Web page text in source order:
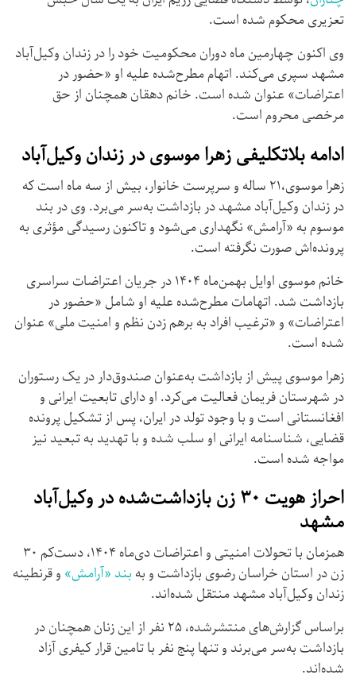
تعزیری محکوم شده است.
وی اکنون چهارمین ماه دوران محکومیت خود را در زندان وکیل‌آباد
مشهد سپری می‌کند. اتهام مطرح‌شده علیه او «حضور در
اعتراضات» عنوان شده است. خانم دهقان همچنان از حق
مرخصی محروم است.
ادامه بلاتکلیفی زهرا موسوی در زندان وکیل‌آباد
زهرا موسوی،۲۱ ساله و سرپرست خانوار، بیش از سه ماه است که
در زندان وکیل‌آباد مشهد در بازداشت به‌سر می‌برد. وی در بند
موسوم به «آرامش» نگهداری می‌شود و تاکنون رسیدگی مؤثری به
پرونده‌اش صورت نگرفته است.
خانم موسوی اوایل بهمن‌ماه ۱۴۰۴ در جریان اعتراضات سراسری
بازداشت شد. اتهامات مطرح‌شده علیه او شامل «حضور در
اعتراضات» و «ترغیب افراد به برهم زدن نظم و امنیت ملی» عنوان
شده است.
زهرا موسوی پیش از بازداشت به‌عنوان صندوق‌دار در یک رستوران
در شهرستان فریمان فعالیت می‌کرد. او دارای تابعیت ایرانی و
افغانستانی است و با وجود تولد در ایران، پس از تشکیل پرونده
قضایی، شناسنامه ایرانی او سلب شده و با تهدید به تبعید نیز
مواجه شده است.
احراز هویت ۳۰زن بازداشت‌شده در وکیل‌آباد
مشهد
همزمان با تحولات امنیتی و اعتراضات دی‌ماه ۱۴۰۴، دست‌کم ۳۰
زن در استان خراسان رضوی بازداشت و به بند «آرامش» و قرنطینه
زندان وکیل‌آباد مشهد منتقل شده‌اند.
براساس گزارش‌های منتشرشده، ۲۵ نفر از این زنان همچنان در
بازداشت به‌سر می‌برند و تنها پنج نفر با تامین قرار کیفری آزاد
شده‌اند.